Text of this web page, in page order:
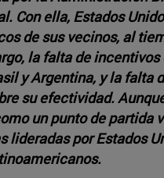
Con ella, Estados
de sus vecinos, al
la falta de
y Argentina, y la falta
su efectividad.
un punto de partida
lideradas por Estados